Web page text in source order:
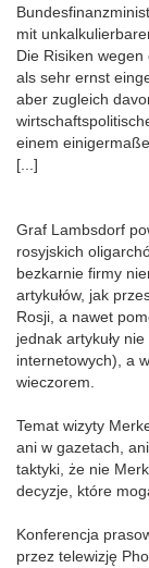
mit
Die Risiken
als sehr ernst
aber zugleich
einem
[...]
Graf Lambsdorf
rosyjskich
bezkarnie firmy
artykułów, jak
Rosji, a nawet
jednak artykuły
internetowych), a
wieczorem.
Temat wizyty
ani w gazetach,
taktyki, że nie
decyzje, które
Konferencja
przez telewizję